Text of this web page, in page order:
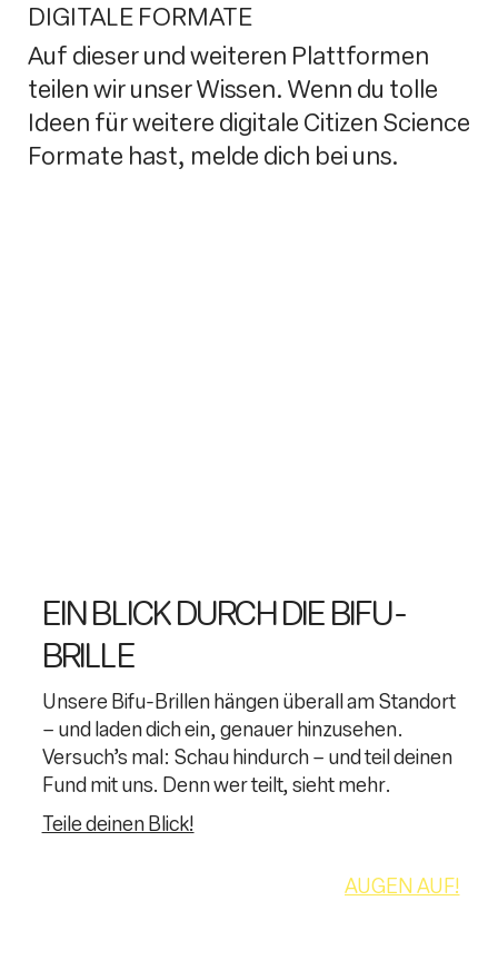
DIGITALE FORMATE
Auf dieser und weiteren Plattformen
teilen wir unser Wissen. Wenn du tolle
Ideen für weitere digitale Citizen Science
Formate hast, melde dich bei uns.
EIN BLICK DURCH DIE BIFU-
BRILLE
Unsere Bifu-Brillen hängen überall am Standort
– und laden dich ein, genauer hinzusehen.
Versuch’s mal: Schau hindurch – und teil deinen
Fund mit uns. Denn wer teilt, sieht mehr.
Teile deinen Blick!
AUGEN AUF!